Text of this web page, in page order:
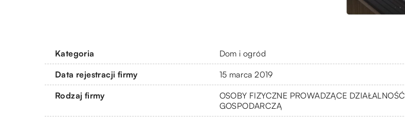
Kategoria Dom i ogród
Data rejestracji firmy 15 marca 2019
Rodzaj firmy
OSOBY FIZYCZNE PROWADZĄCE DZIAŁALNOŚĆ
GOSPODARCZĄ